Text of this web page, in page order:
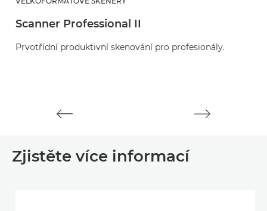
Scanner Professional II
Prvotřídní produktivní skenování pro profesionály.
Zjistěte více informací